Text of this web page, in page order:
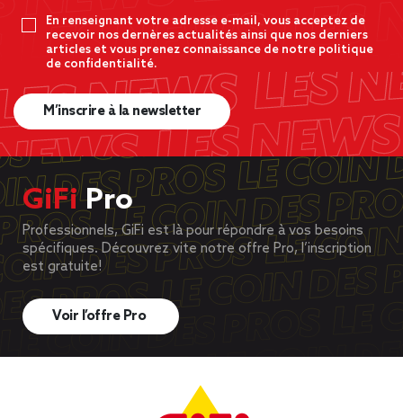
En renseignant votre adresse e-mail, vous acceptez de
recevoir nos dernères actualités ainsi que nos derniers
articles et vous prenez connaissance de notre politique
de confidentialité.
M’inscrire à la newsletter
GiFiPro
Professionnels, GiFi est là pour répondre à vos besoins
spécifiques. Découvrez vite notre offre Pro, l’inscription
est gratuite!
Voir l’offre Pro